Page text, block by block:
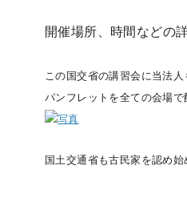
開催場所、時間などの
この国交省の講習会に当法
パンフレットを全ての会場で
国土交通省も古民家を認め始